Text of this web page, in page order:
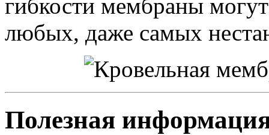
гибкости мембраны
любых, даже самых
Полезная